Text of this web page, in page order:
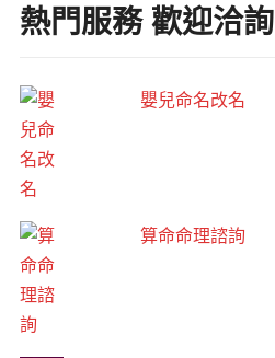
熱門服務 歡迎洽詢
嬰兒命名改名
算命命理諮詢